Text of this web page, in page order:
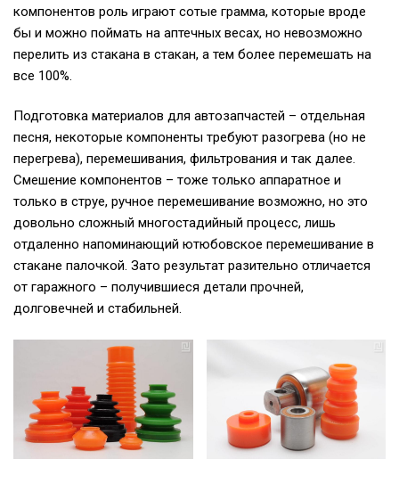
компонентов роль играют сотые грамма, которые вроде
бы и можно поймать на аптечных весах, но невозможно
перелить из стакана в стакан, а тем более перемешать на
все 100%.
Подготовка материалов для автозапчастей – отдельная
песня, некоторые компоненты требуют разогрева (но не
перегрева), перемешивания, фильтрования и так далее.
Смешение компонентов – тоже только аппаратное и
только в струе, ручное перемешивание возможно, но это
довольно сложный многостадийный процесс, лишь
отдаленно напоминающий ютюбовское перемешивание в
стакане палочкой. Зато результат разительно отличается
от гаражного – получившиеся детали прочней,
долговечней и стабильней.